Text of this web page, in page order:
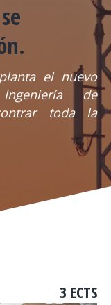
el nuevo
de
toda la
3 ECTS